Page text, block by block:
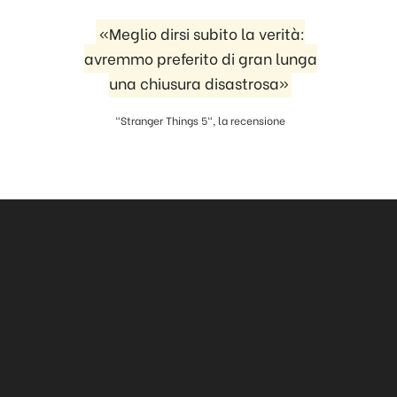
«Meglio dirsi subito la verità:
avremmo preferito di gran lunga
una chiusura disastrosa»
"Stranger Things 5", la recensione